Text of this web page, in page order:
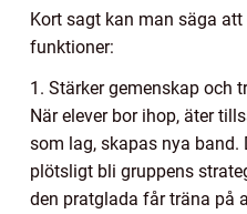
Kort sagt kan man säga
funktioner:
1. Stärker gemenskap och
När elever bor ihop, äter
som lag, skapas nya band.
plötsligt bli gruppens
den pratglada får träna på